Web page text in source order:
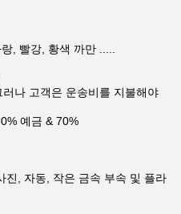
, 빨강, 황색 까만 .....
나 고객은 운송비를 지불해야
예금 & 70%
진, 자동, 작은 금속 부속 및 플라